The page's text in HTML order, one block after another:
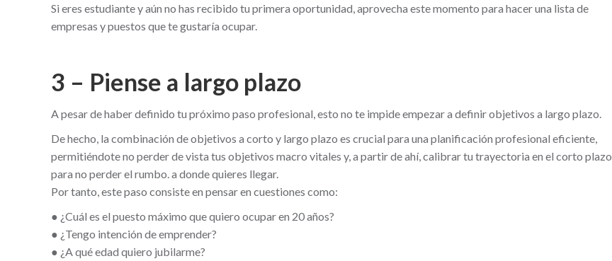
Si eres estudiante y aún no has recibido tu primera oportunidad, aprovecha este momento para hacer una lista de
empresas y puestos que te gustaría ocupar.
3 – Piense a largo plazo
A pesar de haber definido tu próximo paso profesional, esto no te impide empezar a definir objetivos a largo plazo.
De hecho, la combinación de objetivos a corto y largo plazo es crucial para una planificación profesional eficiente,
permitiéndote no perder de vista tus objetivos macro vitales y, a partir de ahí, calibrar tu trayectoria en el corto plazo
para no perder el rumbo. a donde quieres llegar.
Por tanto, este paso consiste en pensar en cuestiones como:
● ¿Cuál es el puesto máximo que quiero ocupar en 20 años?
● ¿Tengo intención de emprender?
● ¿A qué edad quiero jubilarme?